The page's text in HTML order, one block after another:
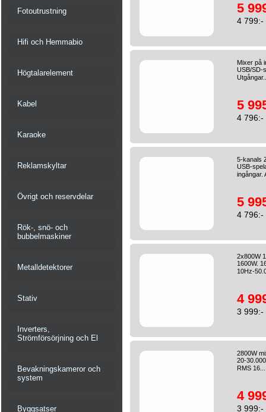
Fotoutrustning
Hifi och Hemmabio
Högtalarelement
Kabel
Karaoke
Reklamskyltar
Övrigt och reservdelar
Rök-, snö- och
bubbelmaskiner
Metalldetektorer
Stativ
Inverters,
Strömförsörjning och El
Bevakningskameror och
system
Byggsatser
5
4 799:-
Mixer på
USB/SD-
5
4 796:-
5-kanals
USB-
ingångar.
5
4 796:-
2x800W
1600W.
10Hz-
4
3 999:-
2800W
20-
RMS
4
3 999:-